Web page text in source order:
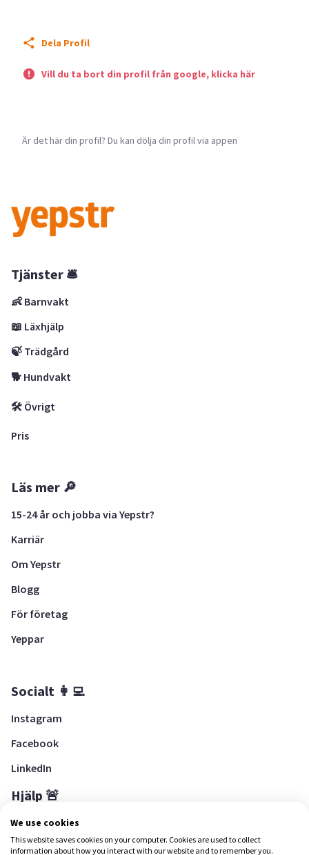
Dela Profil
Vill du ta bort din profil från google, klicka här
Är det här din profil? Du kan dölja din profil via appen
Tjänster 🛎
👶 Barnvakt
📖 Läxhjälp
🍃 Trädgård
🐕 Hundvakt
🛠 Övrigt
Pris
Läs mer 🔎
15-24 år och jobba via Yepstr?
Karriär
Om Yepstr
Blogg
För företag
Yeppar
Socialt 👩‍💻
Instagram
Facebook
LinkedIn
Hjälp 🚨
Hjälpcenter
We use cookies
This website saves cookies on your computer. Cookies are used to collect
information about how you interact with our website and to remember you.